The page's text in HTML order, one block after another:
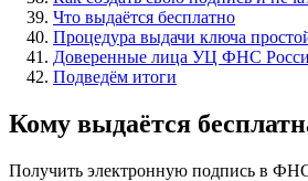
Что выдаётся бесплатно
Процедура выдачи ключа
Доверенные лица УЦ ФНС
Подведём итоги
Кому выдаётся
Получить электронную подпись в